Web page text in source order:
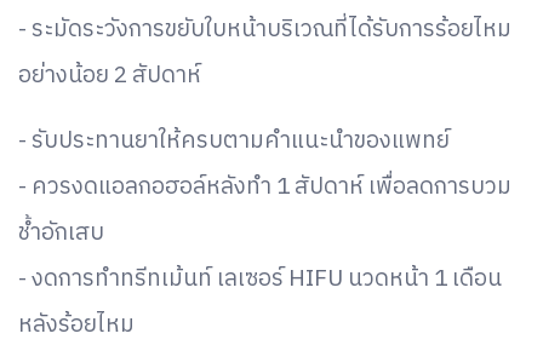
- ระมัดระวังการขยับใบหน้าบริเวณที่ได้รับการร้อยไหม
อย่างน้อย 2 สัปดาห์
- รับประทานยาให้ครบตามคำแนะนำของแพทย์
- ควรงดแอลกอฮอล์หลังทำ 1 สัปดาห์ เพื่อลดการบวม
ช้ำอักเสบ
- งดการทำทรีทเม้นท์ เลเซอร์ HIFU นวดหน้า 1 เดือน
หลังร้อยไหม